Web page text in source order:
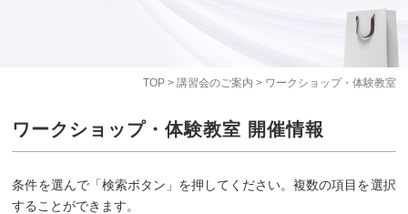
TOP> 講習会のご案内 > ワークショップ・体験教室
ワークショップ・体験教室 開催情報
条件を選んで「検索ボタン」を押してください。複数の項目を選択
することができます。